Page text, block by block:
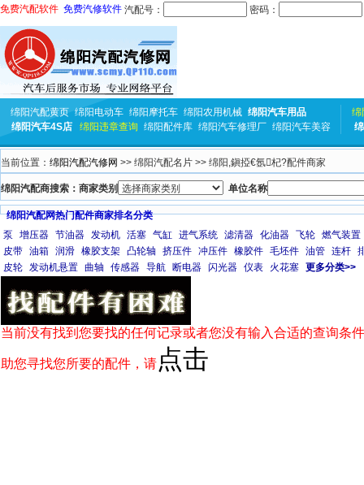
免费汽配软件 免费汽修软件 汽配号： 密码：
绵阳汽配黄页 绵阳电动车 绵阳摩托车 绵阳农用机械 绵阳汽车用品
绵阳汽车4S店
绵阳违章查询 绵阳配件库 绵阳汽车修理厂 绵阳汽车美容
绵
当前位置： 绵阳汽配汽修网 >> 绵阳汽配名片 >> 绵阳,鎭掗€氬杞?配件商家
绵阳汽配商搜索：商家类别 单位名称
绵阳汽配网热门配件商家排名分类
泵
增压器 节油器 发动机 活塞 气缸 进气系统 滤清器 化油器 飞轮 燃气装置
皮带 油箱 润滑 橡胶支架 凸轮轴 挤压件 冲压件 橡胶件 毛坯件 油管 连杆
皮轮 发动机悬置 曲轴 传感器 导航 断电器 闪光器 仪表 火花塞 更多分类>>
当前没有找到您要找的任何记录或者您没有输入合适的查询条
助您寻找您所要的配件，请 点击